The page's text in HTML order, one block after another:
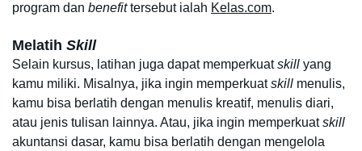
program dan benefit tersebut ialah Kelas.com.
Melatih Skill
Selain kursus, latihan juga dapat memperkuat skill yang
kamu miliki. Misalnya, jika ingin memperkuat skill menulis,
kamu bisa berlatih dengan menulis kreatif, menulis diari,
atau jenis tulisan lainnya. Atau, jika ingin memperkuat
akuntansi dasar, kamu bisa berlatih dengan mengelola